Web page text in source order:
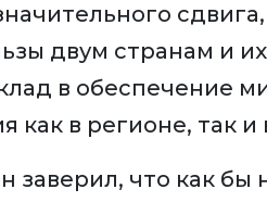
двум странам и
в обеспечение
как в регионе, так
заверил, что как